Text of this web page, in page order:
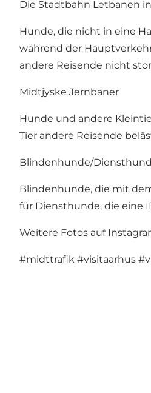
Die Stadtbahn Letbanen
Hunde, die nicht in eine
während der
andere Reisende nicht
Midtjyske Jernbaner
Hunde und andere
Tier andere Reisende
Blindenhunde/
Blindenhunde, die mit
für Diensthunde, die eine
Weitere Fotos auf
#midttrafik #visitaarhus